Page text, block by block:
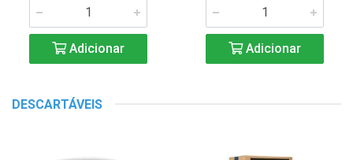
Adicionar Adicionar
DESCARTÁVEIS